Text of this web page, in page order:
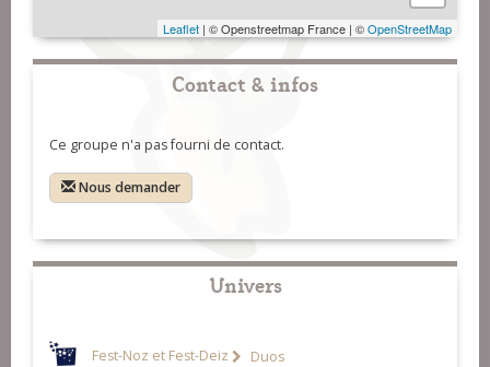
Leaflet | © Openstreetmap France | ©OpenStreetMap
Contact & infos
Ce groupe n'a pas fourni de contact.
Nous demander
Univers
Fest-Noz et Fest-Deiz Duos